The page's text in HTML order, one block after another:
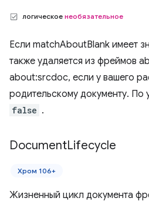
логическое необязательное
Если matchAboutBlank имеет
также удаляется из фреймов
about:srcdoc, если у вашего
родительскому документу. По
false .
DocumentLifecycle
Хром 106+
Жизненный цикл документа